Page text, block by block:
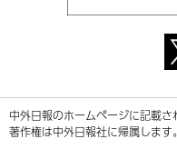
中外日報のホームページに記載さ
著作権は中外日報社に帰属します。